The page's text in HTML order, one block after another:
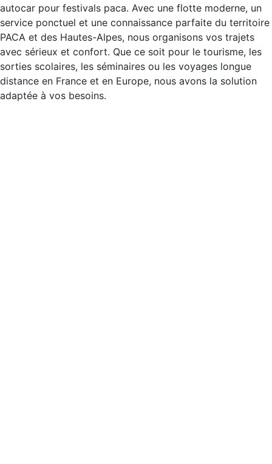
autocar pour festivals paca. Avec une flotte moderne, un
service ponctuel et une connaissance parfaite du territoire
PACA et des Hautes-Alpes, nous organisons vos trajets
avec sérieux et confort. Que ce soit pour le tourisme, les
sorties scolaires, les séminaires ou les voyages longue
distance en France et en Europe, nous avons la solution
adaptée à vos besoins.